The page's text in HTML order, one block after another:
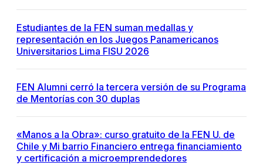
Estudiantes de la FEN suman medallas y
representación en los Juegos Panamericanos
Universitarios Lima FISU 2026
FEN Alumni cerró la tercera versión de su Programa
de Mentorías con 30 duplas
«Manos a la Obra»: curso gratuito de la FEN U. de
Chile y Mi barrio Financiero entrega financiamiento
y certificación a microemprendedores